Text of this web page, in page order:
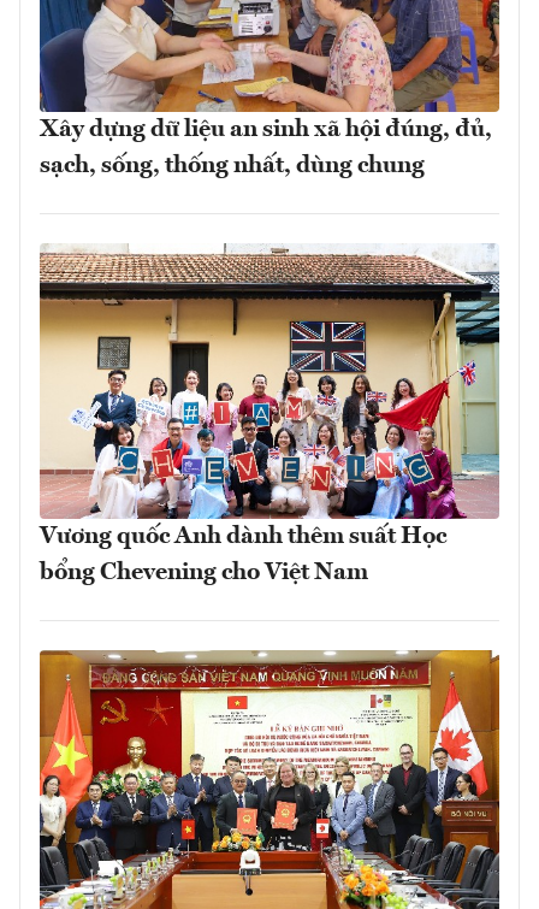
Xây dựng dữ liệu an sinh xã hội đúng, đủ,
sạch, sống, thống nhất, dùng chung
Vương quốc Anh dành thêm suất Học
bổng Chevening cho Việt Nam